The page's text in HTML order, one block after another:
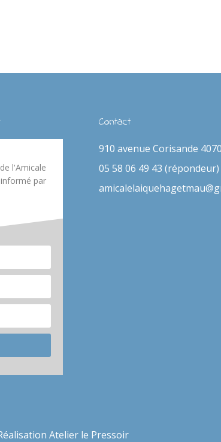
l'Amicale
par
Contact
910 avenue Corisande
05 58 06 49 43 (répondeur)
Atelier le Pressoir